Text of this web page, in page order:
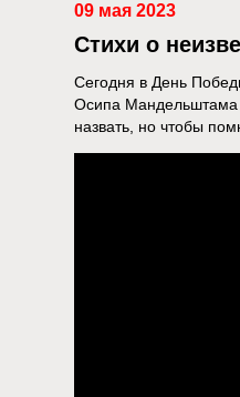
09 мая 2023
Стихи о
Сегодня в День
Осипа Мандельштама
назвать, но чтобы